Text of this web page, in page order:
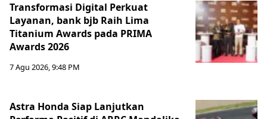
Transformasi Digital Perkuat
Layanan, bank bjb Raih Lima
Titanium Awards pada PRIMA
Awards 2026
7 Agu 2026, 9:48 PM
Astra Honda Siap Lanjutkan